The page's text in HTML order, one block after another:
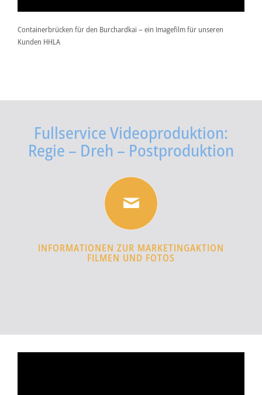
Containerbrücken für den Burchardkai – ein Imagefilm für unseren
Kunden HHLA
Fullservice Videoproduktion:
Regie – Dreh – Postproduktion
INFORMATIONEN ZUR MARKETINGAKTION
FILMEN UND FOTOS